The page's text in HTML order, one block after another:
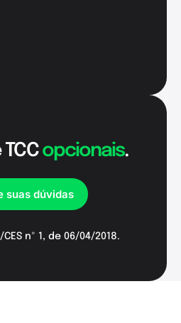
opcionais.
suas dúvidas
nº 1, de 06/04/2018.